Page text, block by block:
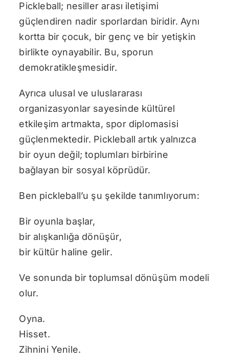
Pickleball; nesiller arası iletişimi
güçlendiren nadir sporlardan biridir. Aynı
kortta bir çocuk, bir genç ve bir yetişkin
birlikte oynayabilir. Bu, sporun
demokratikleşmesidir.
Ayrıca ulusal ve uluslararası
organizasyonlar sayesinde kültürel
etkileşim artmakta, spor diplomasisi
güçlenmektedir. Pickleball artık yalnızca
bir oyun değil; toplumları birbirine
bağlayan bir sosyal köprüdür.
Ben pickleball’u şu şekilde tanımlıyorum:
Bir oyunla başlar,
bir alışkanlığa dönüşür,
bir kültür haline gelir.
Ve sonunda bir toplumsal dönüşüm modeli
olur.
Oyna.
Hisset.
Zihnini Yenile.